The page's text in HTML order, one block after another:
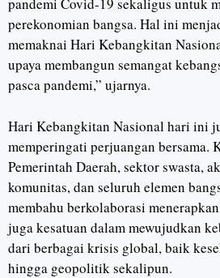
pandemi Covid-19 sekaligus untuk
perekonomian bangsa. Hal ini
memaknai Hari Kebangkitan
upaya membangun semangat
pasca pandemi,” ujarnya.
Hari Kebangkitan Nasional hari ini
memperingati perjuangan bersama.
Pemerintah Daerah, sektor swasta,
komunitas, dan seluruh elemen
membahu berkolaborasi
juga kesatuan dalam mewujudkan
dari berbagai krisis global, baik
hingga geopolitik sekalipun.